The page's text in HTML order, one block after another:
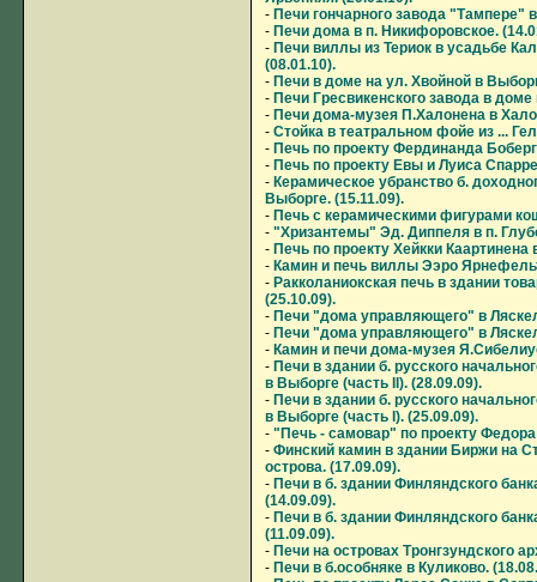
- Печи гончарного завода "Тампере"
- Печи дома в п. Никифоровское.
- Печи виллы из Териок в усадьбе
(08.01.10).
- Печи в доме на ул. Хвойной в
- Печи Гресвикенского завода в
- Печи дома-музея П.Халонена в
- Стойка в театральном фойе из ...
- Печь по проекту Фердинанда
- Печь по проекту Евы и Луиса
- Керамическое убранство б.
Выборге. (15.11.09).
- Печь с керамическими фигурами
- "Хризантемы" Эд. Диппеля в п.
- Печь по проекту Хейкки Каартинена
- Камин и печь виллы Ээро
- Ракколаниокская печь в здании
(25.10.09).
- Печи "дома управляющего" в
- Печи "дома управляющего" в
- Камин и печи дома-музея
- Печи в здании б. русского
в Выборге (часть II). (28.09.09).
- Печи в здании б. русского
в Выборге (часть I). (25.09.09).
- "Печь - самовар" по проекту
- Финский камин в здании Биржи на
острова. (17.09.09).
- Печи в б. здании Финляндского
(14.09.09).
- Печи в б. здании Финляндского
(11.09.09).
- Печи на островах Тронгзундского
- Печи в б.особняке в Куликово.